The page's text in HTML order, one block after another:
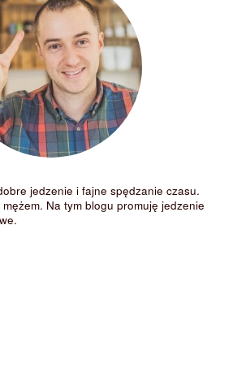
jedzenie i fajne spędzanie czasu.
Na tym blogu promuję jedzenie